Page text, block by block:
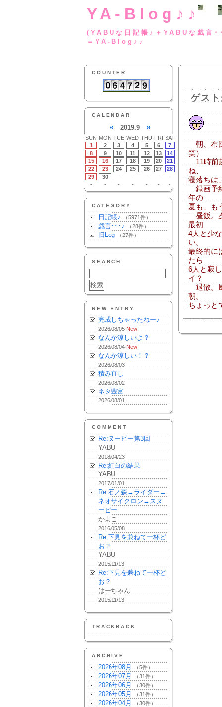
YA-Blog♪♪
(YABUな日記帳♪
＝YA-Blog♪♪
COUNTER
CALENDAR
« 2019.9 »
SUN MON TUE WED THU FRI SAT
1
2 3 4 5 6
7
8
9 10 11 12 13
14
15
16 17 18 19 20
21
22
23 24 25 26 27
28
29
30 - - - -
-
-
- - - - - -
CATEGORY
日記帳♪ （5971件）
戯言･･･♪ （28件）
旧Log （27件）
SEARCH
NEW ENTRY
完成しちゃったねー♪
2026/08/05 New!
なんか涼しいよ？
2026/08/04 New!
なんか涼しい！？
2026/08/03
積み直し
2026/08/02
ネタ豊富
2026/08/01
COMMENT
Re:ヌーピー第3回
YABU
2018/04/23
Re:紅白の結果
YABU
2017/01/01
Re:石ノ森→ライダー→
ネオサイクロン→スヌ
ーピー
かよこ
2016/05/08
Re:下見を兼ねて一杯ど
お？
YABU
2015/11/13
Re:下見を兼ねて一杯ど
お？
はーちゃん
2015/11/13
TRACKBACK
ARCHIVE
2026年08月 （5件）
2026年07月 （31件）
2026年06月 （30件）
2026年05月 （31件）
2026年04月 （30件）
ゲス
朝、布
笑）
11時前
ね、
寝落ちは
録画予
年の
夏も、も
昼飯。
最初
4人と少
い。
最終的に
たら
6人と寂
イ？
退散。
朝。
ちょっと